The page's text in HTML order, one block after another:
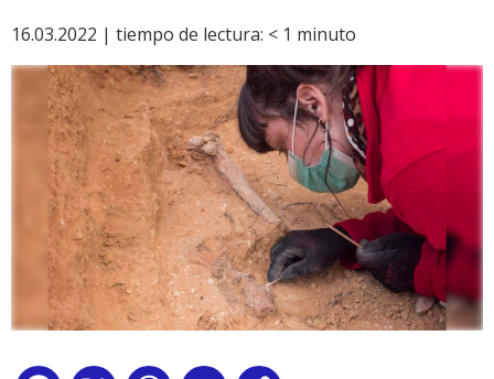
16.03.2022 | tiempo de lectura: < 1 minuto